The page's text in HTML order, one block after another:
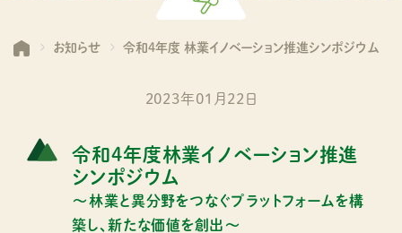
お知らせ 令和4年度 林業イノベーション推進シンポジウム
2023年01月22日
令和4年度林業イノベーション推進
シンポジウム
〜林業と異分野をつなぐプラットフォームを構
築し、新たな価値を創出〜